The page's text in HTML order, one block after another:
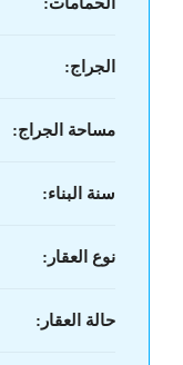
الجراج:
مساحة الجراج:
سنة البناء:
نوع العقار:
حالة العقار: